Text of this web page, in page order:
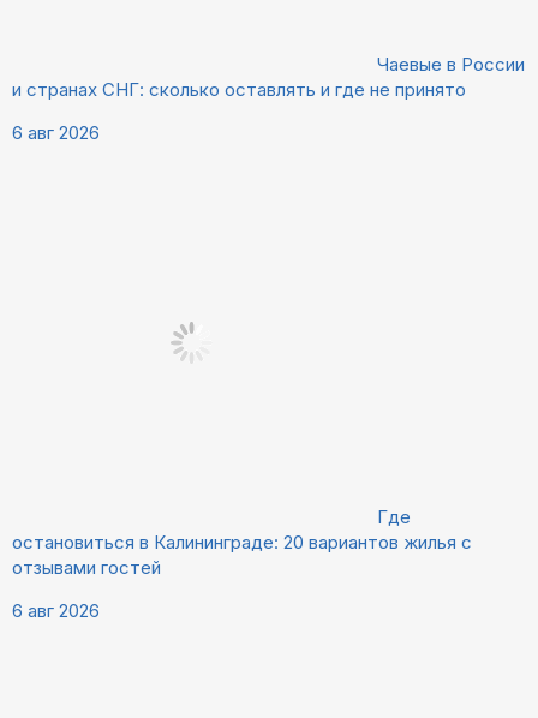
Чаевые в России
и странах СНГ: сколько оставлять и где не принято
6 авг 2026
Где
остановиться в Калининграде: 20 вариантов жилья с
отзывами гостей
6 авг 2026